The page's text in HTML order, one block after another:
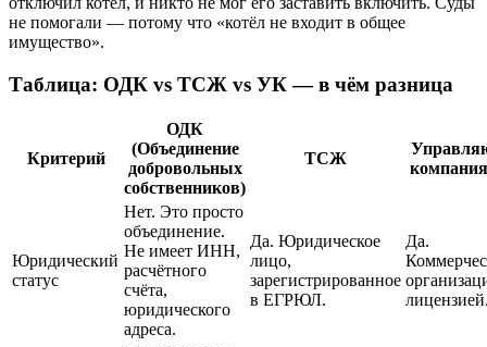
не помогали — потому что «котёл не входит в общее
имущество».
Таблица: ОДК vs ТСЖ vs УК — в чём разница
Критерий
ОДК
(Объединение
добровольных
собственников)
ТСЖ
Юридический
статус
Нет. Это просто
объединение.
Не имеет ИНН,
расчётного
счёта,
юридического
адреса.
Да. Юридическое
лицо,
зарегистрированное
в ЕГРЮЛ.
Да.